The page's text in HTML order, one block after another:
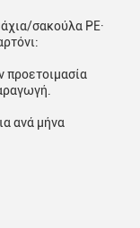
σακούλα PE·
προετοιμασία
ανά μήνα